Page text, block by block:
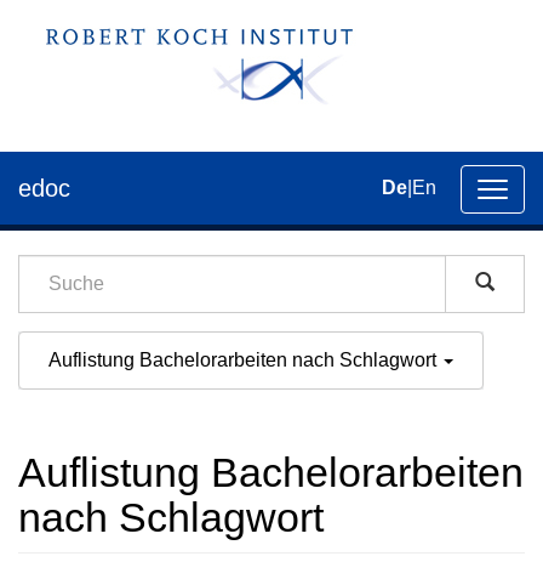
der
edoc De En
Auflistung Bachelorarbeiten nach Schlagwort
Auflistung Bachelorarbeiten
nach Schlagwort